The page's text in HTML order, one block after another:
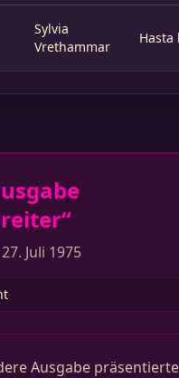
Sylvia
Vrethammar
Hasta
Juli 1975
Ausgabe